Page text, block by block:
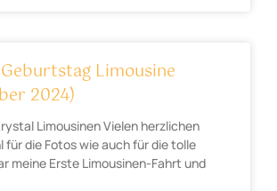
Limousine
2024)
Limousinen Vielen herzlichen
für die Fotos wie auch für die tolle
meine Erste Limousinen-Fahrt und